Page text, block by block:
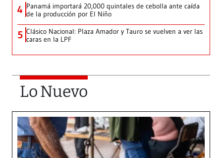
4 Panamá importará 20,000 quintales de cebolla ante caída
de la producción por El Niño
5 Clásico Nacional: Plaza Amador y Tauro se vuelven a ver las
caras en la LPF
Lo Nuevo